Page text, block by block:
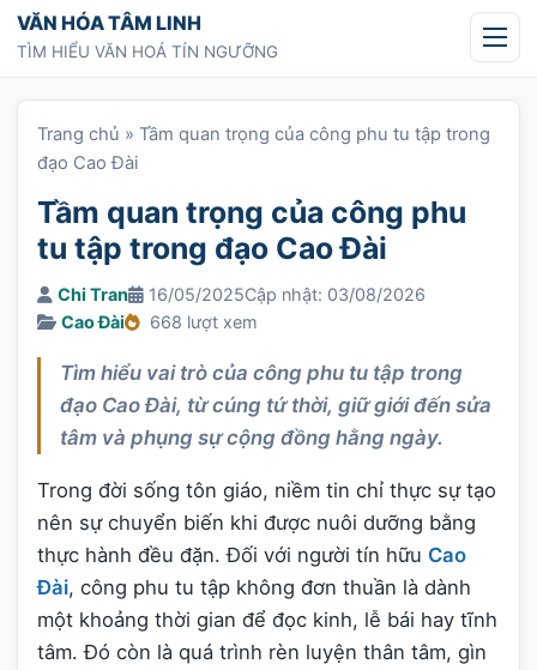
Chuyển tới nội dung
VĂN HÓA TÂM LINH
TÌM HIỂU VĂN HOÁ TÍN NGƯỠNG
Trang chủ » Tầm quan trọng của công phu tu tập trong
đạo Cao Đài
Tầm quan trọng của công phu
tu tập trong đạo Cao Đài
Chi Tran 16/05/2025Cập nhật: 03/08/2026
Cao Đài
668 lượt xem
Tìm hiểu vai trò của công phu tu tập trong
đạo Cao Đài, từ cúng tứ thời, giữ giới đến sửa
tâm và phụng sự cộng đồng hằng ngày.
Trong đời sống tôn giáo, niềm tin chỉ thực sự tạo
nên sự chuyển biến khi được nuôi dưỡng bằng
thực hành đều đặn. Đối với người tín hữu Cao
Đài, công phu tu tập không đơn thuần là dành
một khoảng thời gian để đọc kinh, lễ bái hay tĩnh
tâm. Đó còn là quá trình rèn luyện thân tâm, gìn